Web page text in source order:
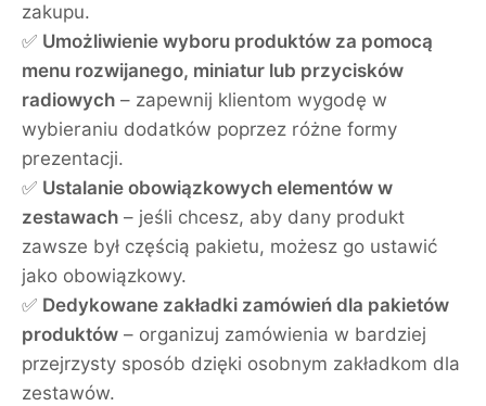
zakupu.
✅ Umożliwienie wyboru produktów za pomocą
menu rozwijanego, miniatur lub przycisków
radiowych – zapewnij klientom wygodę w
wybieraniu dodatków poprzez różne formy
prezentacji.
✅ Ustalanie obowiązkowych elementów w
zestawach – jeśli chcesz, aby dany produkt
zawsze był częścią pakietu, możesz go ustawić
jako obowiązkowy.
✅ Dedykowane zakładki zamówień dla pakietów
produktów – organizuj zamówienia w bardziej
przejrzysty sposób dzięki osobnym zakładkom dla
zestawów.